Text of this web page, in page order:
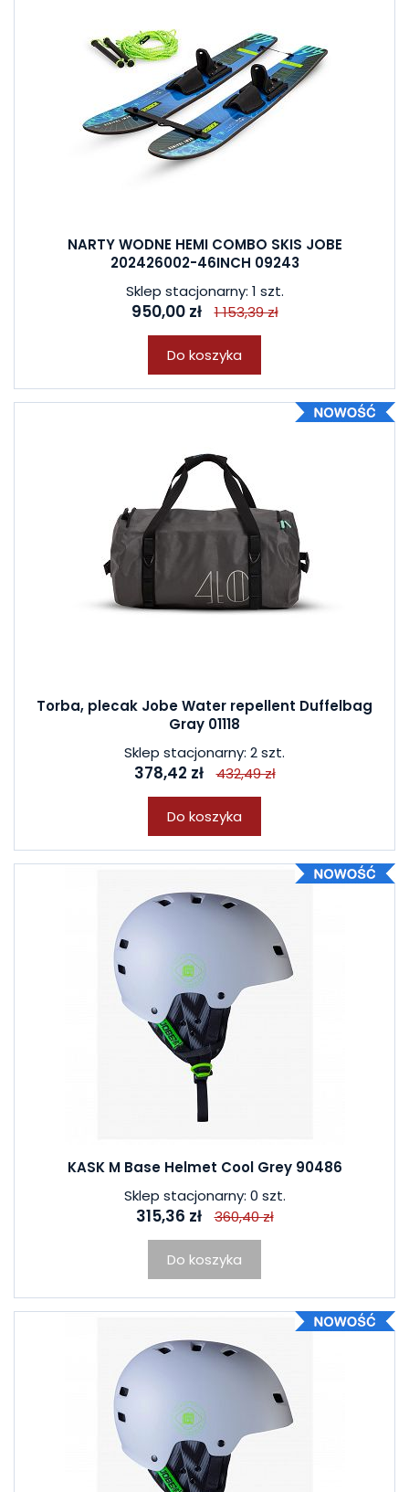
NARTY WODNE HEMI COMBO SKIS JOBE
202426002-46INCH 09243
Sklep stacjonarny: 1 szt.
950,00 zł 1 153,39 zł
Do koszyka
Torba, plecak Jobe Water repellent Duffelbag
Gray 01118
Sklep stacjonarny: 2 szt.
378,42 zł 432,49 zł
Do koszyka
KASK M Base Helmet Cool Grey 90486
Sklep stacjonarny: 0 szt.
315,36 zł 360,40 zł
Do koszyka